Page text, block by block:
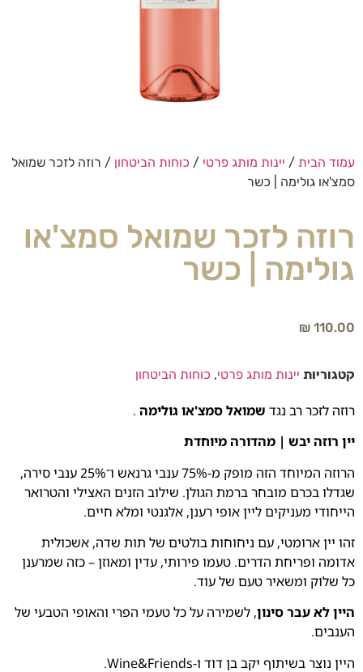
עמוד הבית / יינות מותג פרטי / כוחות הביטחון / רוזה לזכר שמואל
סמצ'או גולימה | כשר
רוזה לזכר שמואל סמצ'או
גולימה | כשר
₪ 110.00
קטגוריות יינות מותג פרטי, כוחות הביטחון
רוזה לזכר רב נגד שמואל סמצ'או גולימה .
יין רוזה יבש | מהדורה מיוחדת
הרוזה המיוחד הזה מופק מ-75% ענבי גרנאש ו־25% ענבי סירה,
שגדלו בכרם מובחר ברמת הגולן. שילוב הזנים האצילי והטרואר
הייחודי מעניקים ליין אופי רענן, אלגנטי ומלא חיים.
זהו יין ארומטי, עם ניחוחות בולטים של תות שדה, אשכולית
אדומה ופריחת הדרים. טעמו פירותי, עדין ומאוזן – כזה שמרענן
כל שלוק ומשאיר טעם של עוד.
היין לא עבר סינון, לשמירה על כל טעמי הפרי והאופי הטבעי של
הענבים.
היין נוצר בשיתוף יקב בן דוד ו-Wine&Friends.